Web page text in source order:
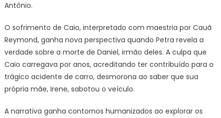
Antônio.
O sofrimento de Caio, interpretado com maestria por Cauã
Reymond, ganha nova perspectiva quando Petra revela a
verdade sobre a morte de Daniel, irmão deles. A culpa que
Caio carregava por anos, acreditando ter contribuído para o
trágico acidente de carro, desmorona ao saber que sua
própria mãe, Irene, sabotou o veículo.
A narrativa ganha contornos humanizados ao explorar os